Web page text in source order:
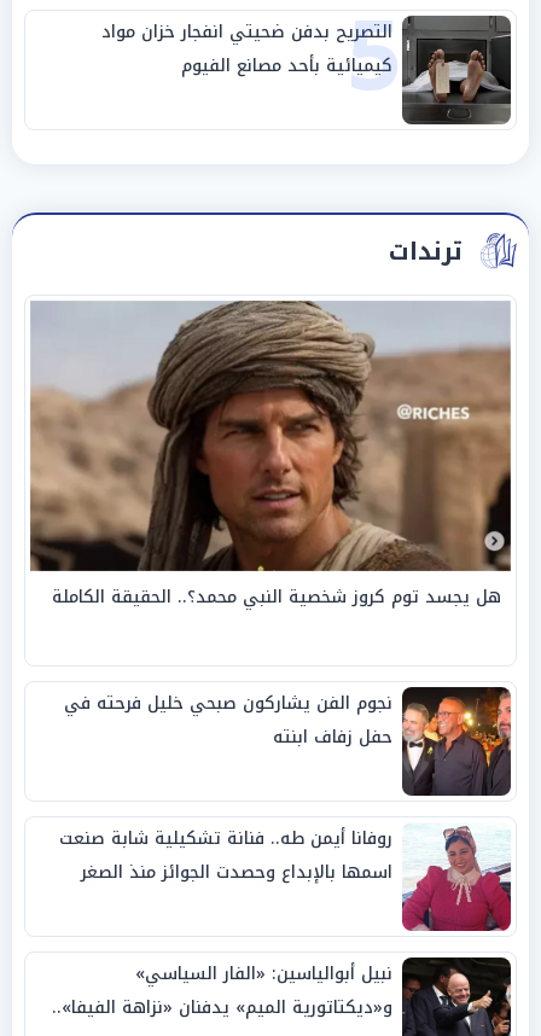
5
التصريح بدفن ضحيتي انفجار خزان مواد
كيميائية بأحد مصانع الفيوم
ترندات
هل يجسد توم كروز شخصية النبي محمد؟.. الحقيقة الكاملة
نجوم الفن يشاركون صبحي خليل فرحته في
حفل زفاف ابنته
روفانا أيمن طه.. فنانة تشكيلية شابة صنعت
اسمها بالإبداع وحصدت الجوائز منذ الصغر
نبيل أبوالياسين: «الفار السياسي»
و«ديكتاتورية الميم» يدفنان «نزاهة الفيفا»..